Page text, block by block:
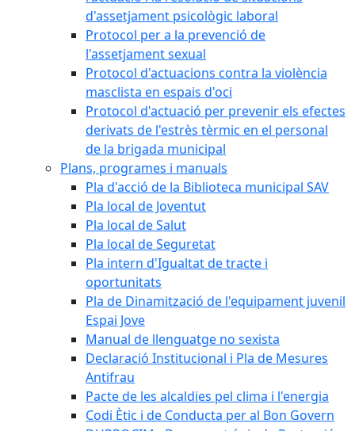
d'assetjament psicològic laboral
Protocol per a la prevenció de
l'assetjament sexual
Protocol d'actuacions contra la violència
masclista en espais d'oci
Protocol d'actuació per prevenir els efectes
derivats de l'estrès tèrmic en el personal
de la brigada municipal
Plans, programes i manuals
Pla d'acció de la Biblioteca municipal SAV
Pla local de Joventut
Pla local de Salut
Pla local de Seguretat
Pla intern d'Igualtat de tracte i
oportunitats
Pla de Dinamització de l'equipament juvenil
Espai Jove
Manual de llenguatge no sexista
Declaració Institucional i Pla de Mesures
Antifrau
Pacte de les alcaldies pel clima i l'energia
Codi Ètic i de Conducta per al Bon Govern